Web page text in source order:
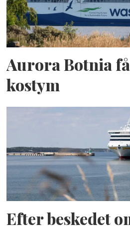
Aurora Botnia
kostym
Efter beskedet